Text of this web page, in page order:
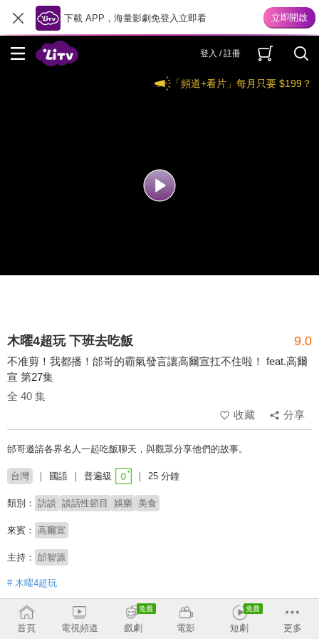
下載 APP，海量影劇免登入立即看
登入 / 註冊
「頻道+看片」每月只要 $199？
木曜4超玩 下班去吃飯 9.0
不准剪！我都播！邰哥的霸氣發言讓高爾宣扛不住啦！ feat.高爾
宣 第27集
全 40 集
收藏
分享
邰哥邀請各界名人一起吃飯聊天，與觀眾分享他們的故事。
台灣 國語 普遍級 25 分鐘
類別： 訪談 談話性節目 娛樂 美食
來賓： 高爾宣
主持： 邰智源
# 木曜4超玩
收回
首頁
電視頻道 戲劇 電影 短劇 更多